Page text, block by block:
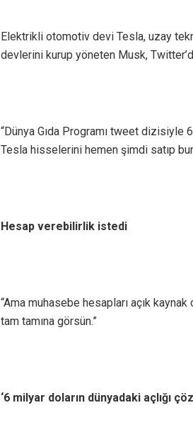
Elektrikli otomotiv devi Tesla, uzay
devlerini kurup yöneten Musk,
“Dünya Gıda Programı tweet dizisiyle
Tesla hisselerini hemen şimdi satıp
Hesap verebilirlik istedi
“Ama muhasebe hesapları açık kaynak
tam tamına görsün.”
‘6 milyar doların dünyadaki açlığı